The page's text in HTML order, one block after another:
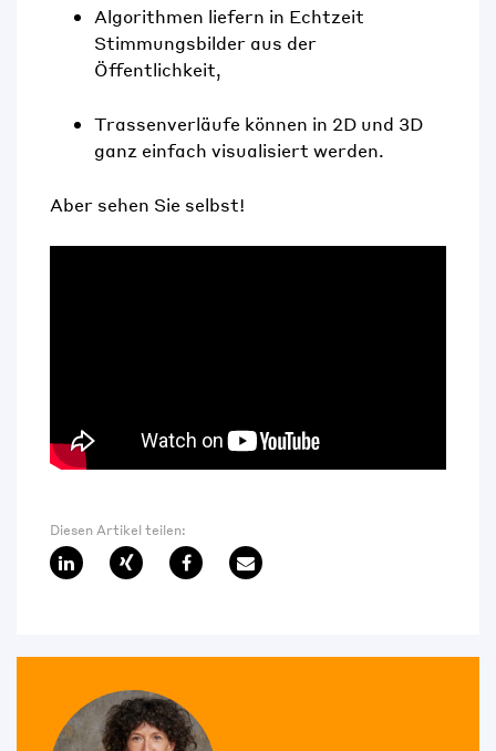
Algorithmen liefern in Echtzeit
Stimmungsbilder aus der
Öffentlichkeit,
Trassenverläufe können in 2D und 3D
ganz einfach visualisiert werden.
Aber sehen Sie selbst!
Diesen Artikel teilen: